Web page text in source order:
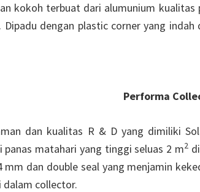
kokoh terbuat dari alumunium
dengan plastic corner yang
Performa
dan kualitas R & D yang dimiliki
panas matahari yang tinggi seluas 2 m2
mm dan double seal yang menjamin
dalam collector.